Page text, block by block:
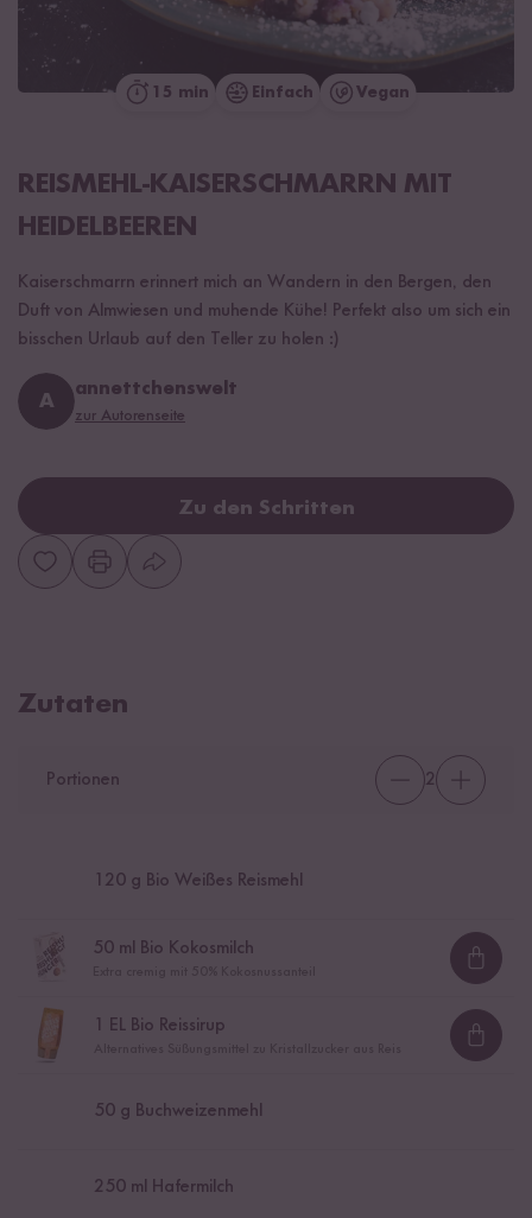
15 min Einfach Vegan
REISMEHL-KAISERSCHMARRN MIT
HEIDELBEEREN
Kaiserschmarrn erinnert mich an Wandern in den Bergen, den
Duft von Almwiesen und muhende Kühe! Perfekt also um sich ein
bisschen Urlaub auf den Teller zu holen :)
A
annettchenswelt
zur Autorenseite
Zu den Schritten
Zutaten
Portionen 2
120 g Bio Weißes Reismehl
50 ml Bio Kokosmilch
EL Bio Reissirup
50 g Buchweizenmehl
250 ml Hafermilch